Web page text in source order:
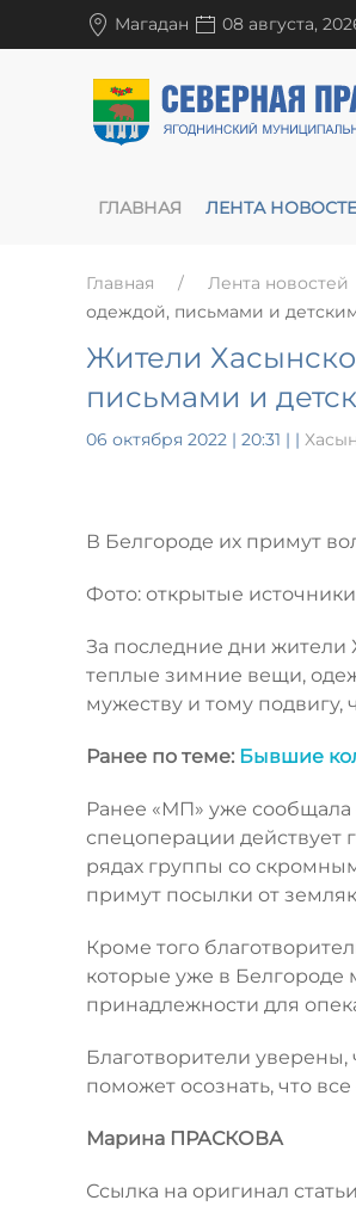
Магадан 08 августа,
ГЛАВНАЯ ЛЕНТА
Главная Лента новостей
одеждой, письмами и
Жители
письмами и
06 октября 2022 | 20:31 | |
В Белгороде их примут
Фото: открытые источники
За последние дни жители
теплые зимние вещи,
мужеству и тому
Ранее по теме: Бывшие
Ранее «МП» уже сообщала
спецоперации действует
рядах группы со
примут посылки от
Кроме того
которые уже в Белгороде
принадлежности для
Благотворители
поможет осознать, что
Марина ПРАСКОВА
Ссылка на оригинал